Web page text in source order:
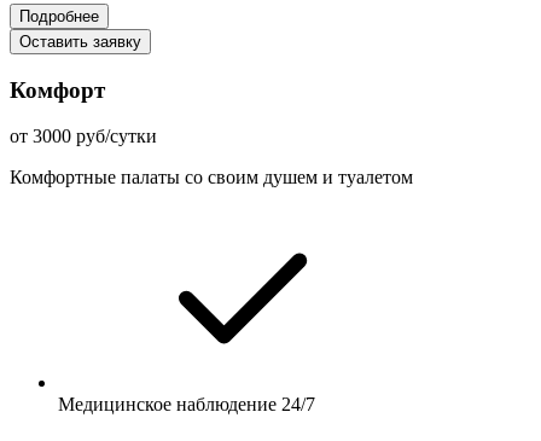
Подробнее
Оставить заявку
Комфорт
от 3000 руб/сутки
Комфортные палаты со своим душем и туалетом
Медицинское наблюдение 24/7